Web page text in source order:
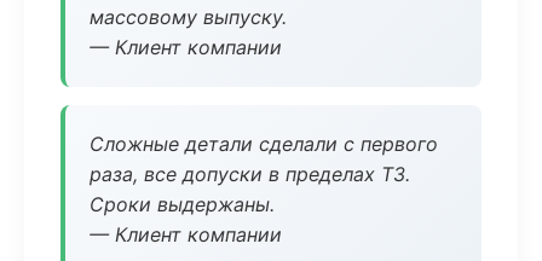
массовому выпуску.
— Клиент компании
Сложные детали сделали с первого
раза, все допуски в пределах ТЗ.
Сроки выдержаны.
— Клиент компании